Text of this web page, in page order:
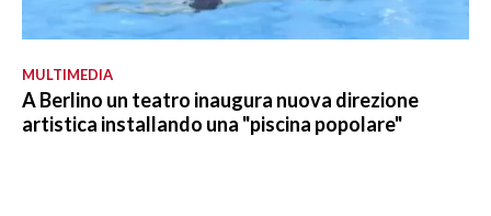
MULTIMEDIA
A Berlino un teatro inaugura nuova direzione
artistica installando una "piscina popolare"